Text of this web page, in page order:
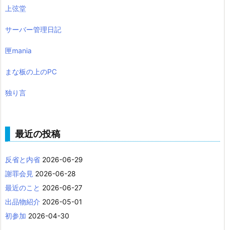
上弦堂
サーバー管理日記
匣mania
まな板の上のPC
独り言
最近の投稿
反省と内省 2026-06-29
謝罪会見 2026-06-28
最近のこと 2026-06-27
出品物紹介 2026-05-01
初参加 2026-04-30